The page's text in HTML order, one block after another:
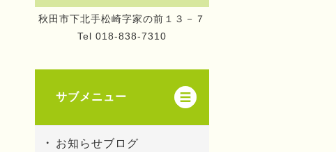
秋田市下北手松崎字家の前１３－７
Tel 018-838-7310
サブメニュー
お知らせブログ